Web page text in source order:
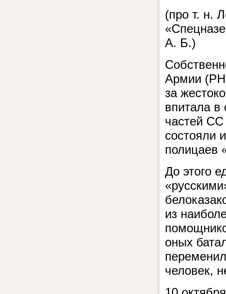
(про т. н.
А. Б.)
Армии
за
впитала в
частей СС
состояли
полицаев
До этого
из
оных
человек,